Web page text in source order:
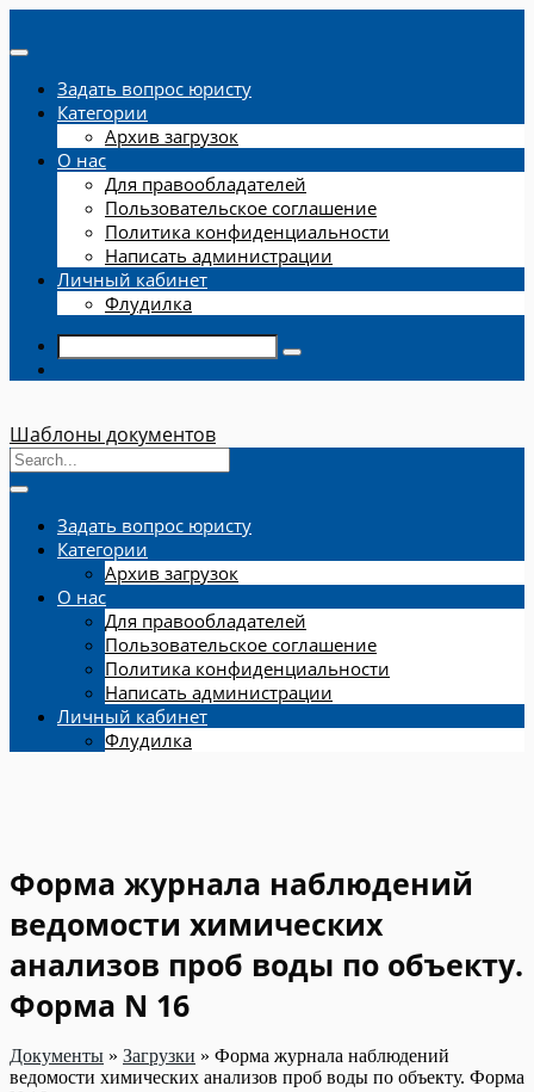
Задать вопрос юристу
Категории
Архив загрузок
О нас
Для правообладателей
Пользовательское соглашение
Политика конфиденциальности
Написать администрации
Личный кабинет
Флудилка
Шаблоны документов
Задать вопрос юристу
Категории
Архив загрузок
О нас
Для правообладателей
Пользовательское соглашение
Политика конфиденциальности
Написать администрации
Личный кабинет
Флудилка
Форма журнала наблюдений
ведомости химических
анализов проб воды по объекту.
Форма N 16
Документы » Загрузки » Форма журнала наблюдений
ведомости химических анализов проб воды по объекту. Форма